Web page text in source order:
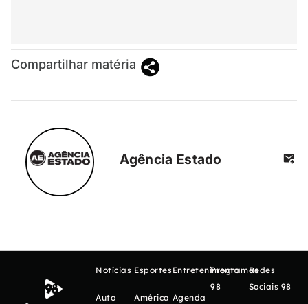
Compartilhar matéria
Agência Estado
Notícias
Auto
Esportes
América
Entretenimento
Agenda
Programas
98
Redes
Sociais 98